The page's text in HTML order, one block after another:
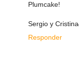
Plumcake!
Sergio y
Responder